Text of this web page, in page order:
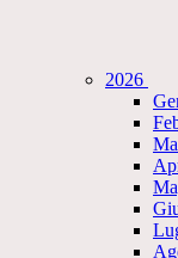
2026